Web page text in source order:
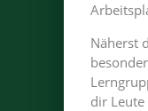
Näherst
dir